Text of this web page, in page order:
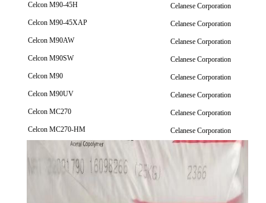
Celcon M90-45H
Celanese Corporation
Celcon M90-45XAP
Celanese Corporation
Celcon M90AW
Celanese Corporation
Celcon M90SW
Celanese Corporation
Celcon M90
Celanese Corporation
Celcon M90UV
Celanese Corporation
Celcon MC270
Celanese Corporation
Celcon MC270-HM
Celanese Corporation